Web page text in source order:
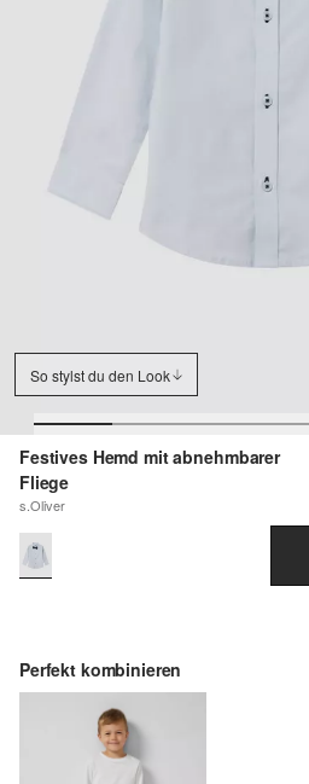
So stylst du den Look
Festives Hemd mit abnehmbarer
Fliege
s.Oliver
Perfekt kombinieren